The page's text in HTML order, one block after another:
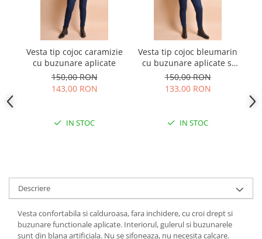
Vesta tip cojoc caramizie
cu buzunare aplicate
150,00 RON
143,00 RON
IN STOC
Vesta tip cojoc bleumarin
cu buzunare aplicate si
baza in colturi
150,00 RON
133,00 RON
IN STOC
Descriere
Vesta confortabila si calduroasa, fara inchidere, cu croi drept si
buzunare functionale aplicate. Interiorul, gulerul si buzunarele
sunt din blana artificiala. Nu se sifoneaza, nu necesita calcare.